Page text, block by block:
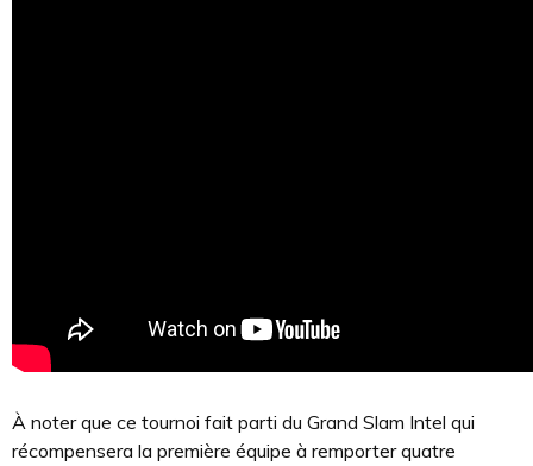
À noter que ce tournoi fait parti du Grand Slam Intel qui
récompensera la première équipe à remporter quatre